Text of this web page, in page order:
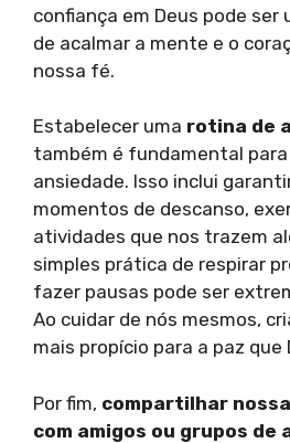
confiança em Deus pode ser
de acalmar a mente e o
nossa fé.
Estabelecer uma rotina de
também é fundamental
ansiedade. Isso inclui
momentos de descanso,
atividades que nos trazem
simples prática de respirar
fazer pausas pode ser
Ao cuidar de nós mesmos,
mais propício para a paz que
Por fim, compartilhar
com amigos ou grupos de